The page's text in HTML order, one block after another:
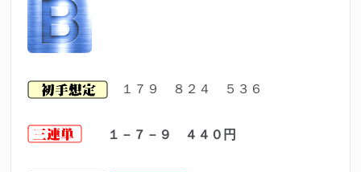
１７９ ８２４ ５３６
１－７－９ ４４０円